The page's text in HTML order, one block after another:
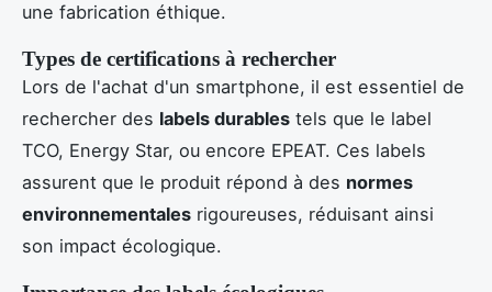
une fabrication éthique.
Types de certifications à rechercher
Lors de l'achat d'un smartphone, il est essentiel de
rechercher des labels durables tels que le label
TCO, Energy Star, ou encore EPEAT. Ces labels
assurent que le produit répond à des normes
environnementales rigoureuses, réduisant ainsi
son impact écologique.